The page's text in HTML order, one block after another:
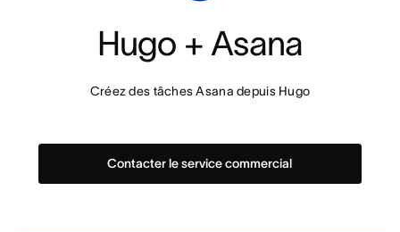
Hugo + Asana
Créez des tâches Asana depuis Hugo
Contacter le service commercial